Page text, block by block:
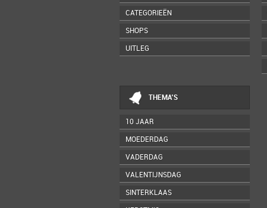
CATEGORIEËN
SHOPS
UITLEG
THEMA'S
10 JAAR
MOEDERDAG
VADERDAG
VALENTIJNSDAG
SINTERKLAAS